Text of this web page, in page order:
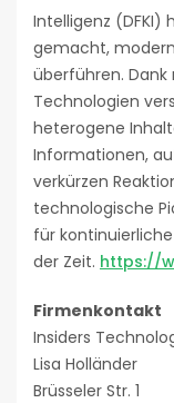
Intelligenz (DFKI)
gemacht,
überführen.
Technologien
heterogene
Informationen,
verkürzen
technologische
für
der Zeit. https://
Firmenkontakt
Insiders
Lisa Holländer
Brüsseler Str. 1